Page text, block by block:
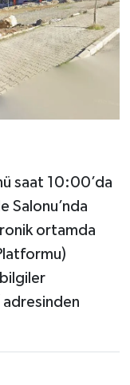
saat 10:00’da
Salonu’nda
ortamda